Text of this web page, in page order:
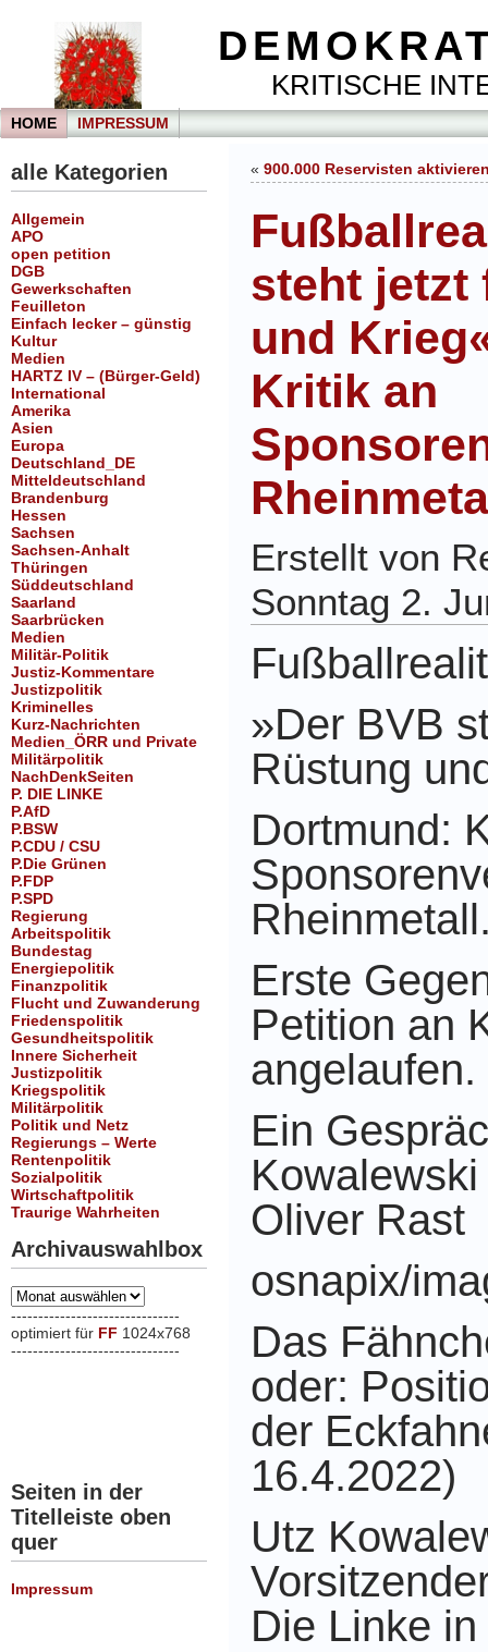
KRITISCHE
HOME IMPRESSUM
alle Kategorien
Allgemein
APO
open petition
DGB
Gewerkschaften
Feuilleton
Einfach lecker – günstig
Kultur
Medien
HARTZ IV – (Bürger-Geld)
International
Amerika
Asien
Europa
Deutschland_DE
Mitteldeutschland
Brandenburg
Hessen
Sachsen
Sachsen-Anhalt
Thüringen
Süddeutschland
Saarland
Saarbrücken
Medien
Militär-Politik
Justiz-Kommentare
Justizpolitik
Kriminelles
Kurz-Nachrichten
Medien_ÖRR und Private
Militärpolitik
NachDenkSeiten
P. DIE LINKE
P.AfD
P.BSW
P.CDU / CSU
P.Die Grünen
P.FDP
P.SPD
Regierung
Arbeitspolitik
Bundestag
Energiepolitik
Finanzpolitik
Flucht und Zuwanderung
Friedenspolitik
Gesundheitspolitik
Innere Sicherheit
Justizpolitik
Kriegspolitik
Militärpolitik
Politik und Netz
Regierungs – Werte
Rentenpolitik
Sozialpolitik
Wirtschaftpolitik
Traurige Wahrheiten
Archivauswahlbox
Archivauswahlbox
-------------------------------
optimiert für FF 1024x768
-------------------------------
Seiten in der
Titelleiste oben
quer
Impressum
« 900.000 Reservisten
steht jetzt
und
Kritik an
Erstellt von
Sonntag 2.
»Der BVB
Rüstung
Dortmund:
Erste
Petition an
angelaufen.
Ein
Oliver Rast
osnapix/
Das
oder:
der
16.4.2022)
Utz
Die Linke